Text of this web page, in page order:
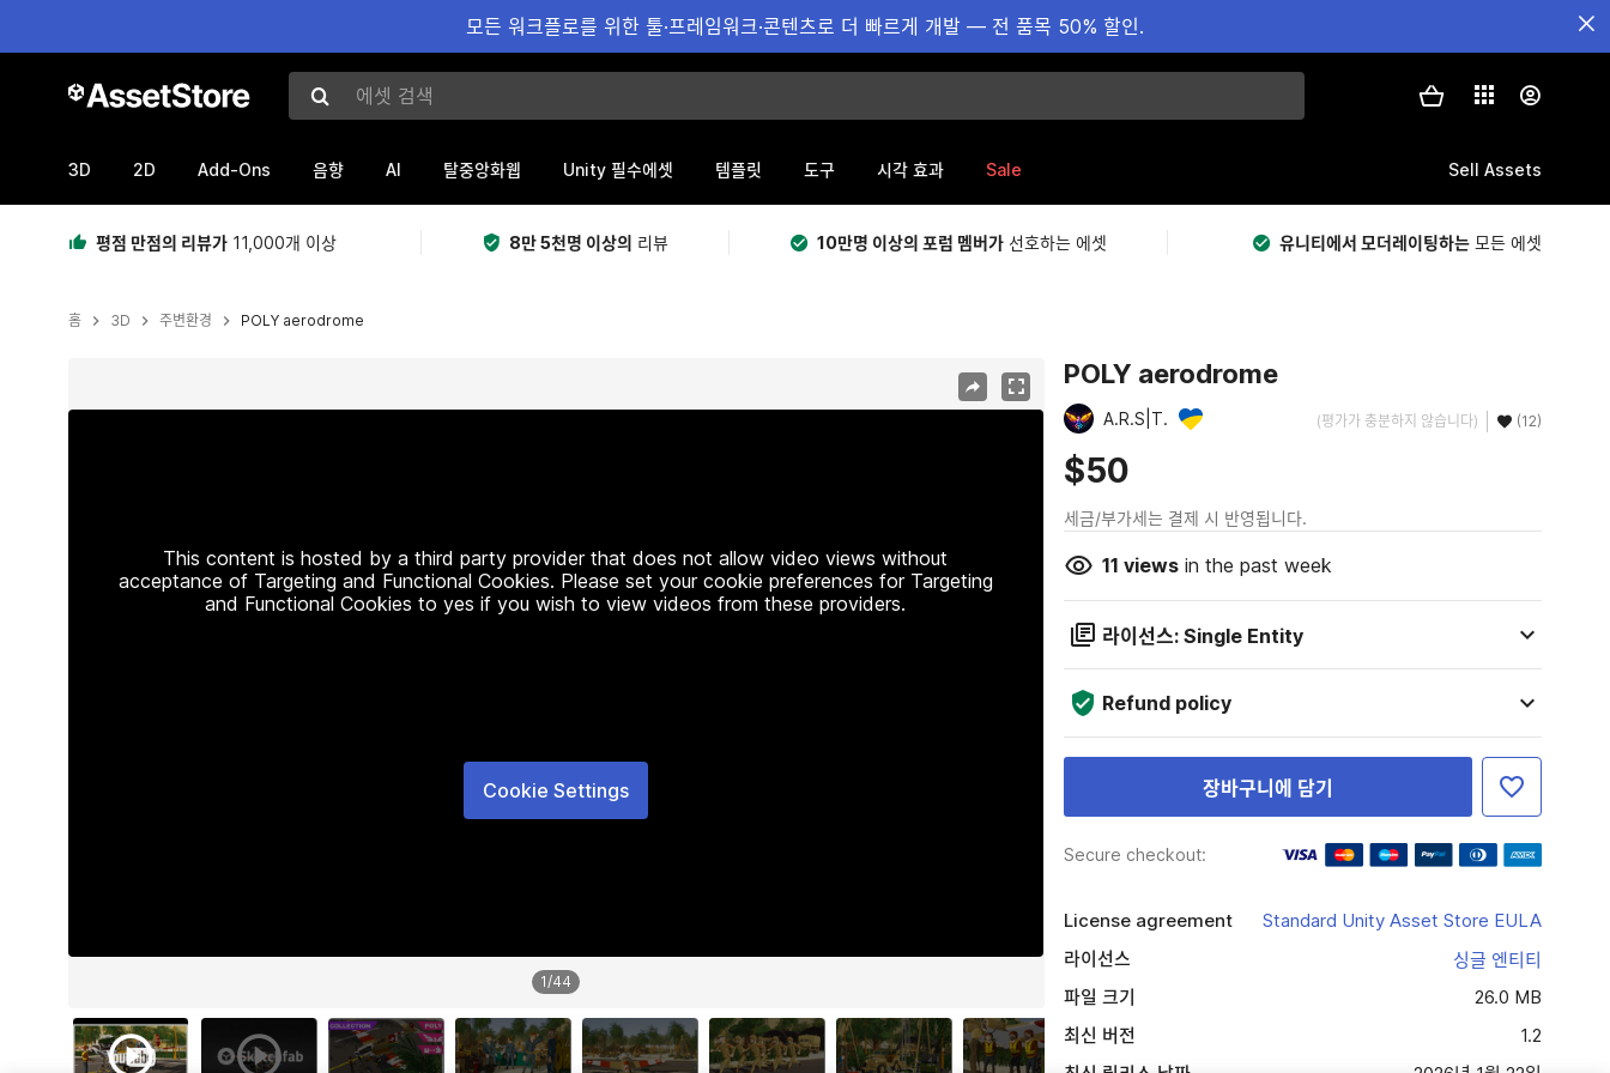
모든 워크플로를 위한 툴·프레임워크·콘텐츠로 더 빠르게 개발 — 전 품목 50% 할인.
에셋 검색
3D 2D Add-Ons 음향 AI 탈중앙화웹 Unity 필수에셋 템플릿 도구 시각 효과 Sale Sell Assets
평점 만점의 리뷰가 11,000개 이상 8만 5천명 이상의 리뷰 10만명 이상의 포럼 멤버가 선호하는 에셋 유니티에서 모더레이팅하는 모든 에셋
홈 3D 주변환경 POLY aerodrome
This content is hosted by a third party provider that does not allow video views without
acceptance of Targeting and Functional Cookies. Please set your cookie preferences for Targeting
and Functional Cookies to yes if you wish to view videos from these providers.
Cookie Settings
1/44
POLY aerodrome
A.R.S|T. (평가가 충분하지 않습니다) (12)
$50
세금/부가세는 결제 시 반영됩니다.
11 viewsin the past week
라이선스: Single Entity
Refund policy
장바구니에 담기
Secure checkout:
License agreement
Standard Unity Asset Store EULA
라이선스
싱글 엔티티
파일 크기
26.0 MB
최신 버전
1.2